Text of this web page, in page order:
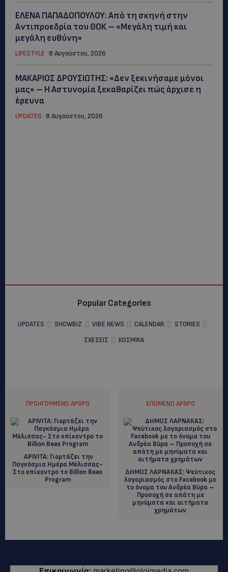
ΕΛΕΝΑ ΠΑΠΑΔΟΠΟΥΛΟΥ: Από τη σκηνή στην
Αντιπροεδρία του ΘΟΚ – «Μεγάλη τιμή και
μεγάλη ευθύνη»
LIFESTYLE 8 Αυγούστου, 2026
ΜΑΚΑΡΙΟΣ ΔΡΟΥΣΙΩΤΗΣ: «Δεν ξεκινήσαμε μόνοι
μας» – Η Αστυνομία ξεκαθαρίζει πώς άρχισε η
έρευνα
UPDATES 8 Αυγούστου, 2026
Popular Categories
UPDATES SHOWBIZ VIBE NEWS CALENDAR
STORIES
ΣΧΕΣΕΙΣ
ΚΟΣΜΙΚΑ
ΠΡΟΗΓΟΎΜΕΝΟ ΆΡΘΡΟ
 APIVITA : Γιορτάζει την
Παγκόσμια Ημέρα Μέλισσας-
Στο επίκεντρο το Billion Bees
Program
ΕΠΌΜΕΝΟ ΆΡΘΡΟ
ΔΗΜΟΣ ΛΑΡΝΑΚΑΣ: Ψεύτικος
λογαριασμός στο Facebook με
το όνομα του Ανδρέα Βύρα –
Προσοχή σε απάτη με
μηνύματα και αιτήματα
χρημάτων